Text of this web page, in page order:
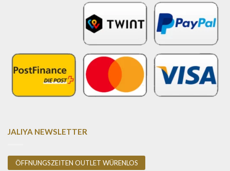
JALIYA NEWSLETTER
ÖFFNUNGSZEITEN OUTLET WÜRENLOS